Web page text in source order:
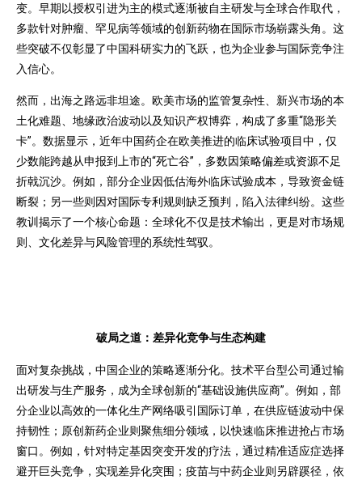
变。早期以授权引进为主的模式逐渐被自主研发与全球合作取代，
多款针对肿瘤、罕见病等领域的创新药物在国际市场崭露头角。这
些突破不仅彰显了中国科研实力的飞跃，也为企业参与国际竞争注
入信心。
然而，出海之路远非坦途。欧美市场的监管复杂性、新兴市场的本
土化难题、地缘政治波动以及知识产权博弈，构成了多重“隐形关
卡”。数据显示，近年中国药企在欧美推进的临床试验项目中，仅
少数能跨越从申报到上市的“死亡谷”，多数因策略偏差或资源不足
折戟沉沙。例如，部分企业因低估海外临床试验成本，导致资金链
断裂；另一些则因对国际专利规则缺乏预判，陷入法律纠纷。这些
教训揭示了一个核心命题：全球化不仅是技术输出，更是对市场规
则、文化差异与风险管理的系统性驾驭。
破局之道：差异化竞争与生态构建
面对复杂挑战，中国企业的策略逐渐分化。技术平台型公司通过输
出研发与生产服务，成为全球创新的“基础设施供应商”。例如，部
分企业以高效的一体化生产网络吸引国际订单，在供应链波动中保
持韧性；原创新药企业则聚焦细分领域，以快速临床推进抢占市场
窗口。例如，针对特定基因突变开发的疗法，通过精准适应症选择
避开巨头竞争，实现差异化突围；疫苗与中药企业则另辟蹊径，依